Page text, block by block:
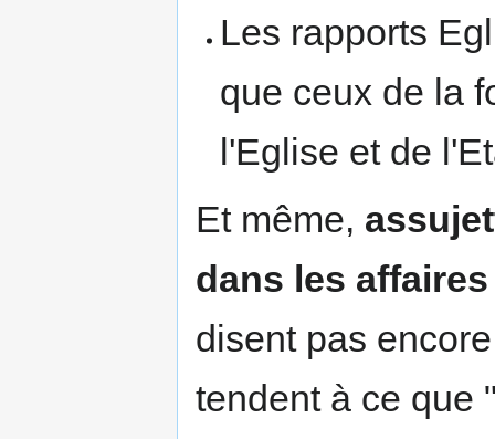
Les rapports
que ceux de la
l'Eglise et de
Et même,
dans les
disent pas
tendent à ce que